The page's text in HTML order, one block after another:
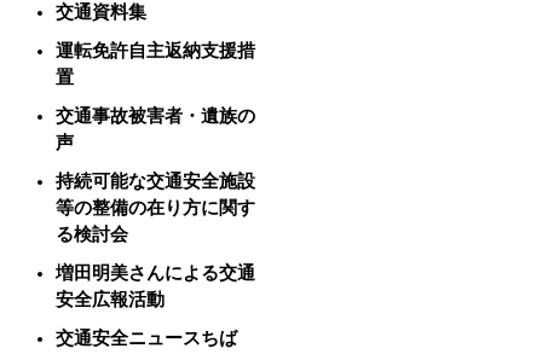
交通資料集
運転免許自主返納支援措
置
交通事故被害者・遺族の
声
持続可能な交通安全施設
等の整備の在り方に関す
る検討会
増田明美さんによる交通
安全広報活動
交通安全ニュースちば